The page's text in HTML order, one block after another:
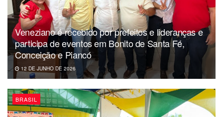
Veneziano é recebido por prefeitos e lideranças e
participa de eventos em Bonito de Santa Fé,
Conceição e Piancó
12 DE JUNHO DE 2026
BRASIL